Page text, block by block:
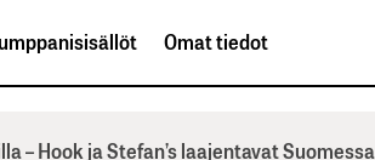
Omat tiedot
– Hook ja Stefan’s laajentavat Suomessa